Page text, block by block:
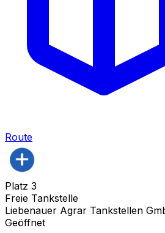
Route
Platz 3
Freie Tankstelle
Liebenauer Agrar Tankstellen
Geöffnet